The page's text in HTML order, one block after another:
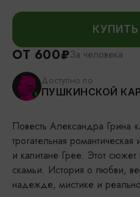
ОТ 600₽За человека
Доступно по
ПУШКИНСКОЙ
Повесть Александра Грина
трогательная
и капитане Грее. Этот
скамьи. История о любви,
надежде, мистике и